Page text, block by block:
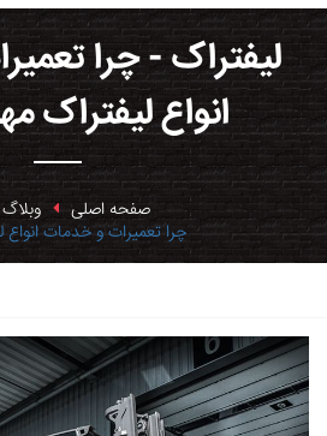
لیفتراک - چرا
انواع لیفتراک
صفحه اصلی وبلاگ
چرا تعمیرات و خدمات